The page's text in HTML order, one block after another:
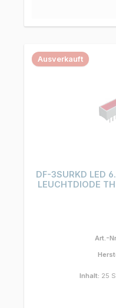
Ausverkauft
DF-3SURKD LED
LEUCHTDIODE
Art.-
Inhalt: 25